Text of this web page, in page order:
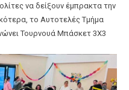
να δείξουν έμπρακτα την
Τουρνουά Μπάσκετ 3X3